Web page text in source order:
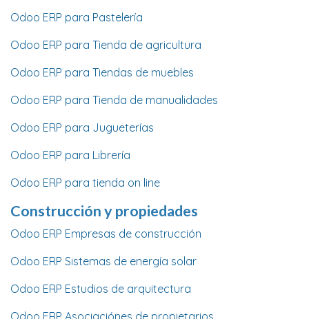
Odoo ERP para Pastelería
Odoo ERP para Tienda de agricultura
Odoo ERP para Tiendas de muebles
Odoo ERP para Tienda de manualidades
Odoo ERP para Jugueterías
Odoo ERP para Librería
Odoo ERP para tienda on line
Construcción y propiedades
Odoo ERP Empresas de construcción
Odoo ERP Sistemas de energía solar
Odoo ERP Estudios de arquitectura